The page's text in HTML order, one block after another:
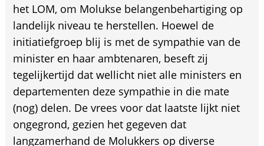
het LOM, om Molukse belangenbehartiging op
landelijk niveau te herstellen. Hoewel de
initiatiefgroep blij is met de sympathie van de
minister en haar ambtenaren, beseft zij
tegelijkertijd dat wellicht niet alle ministers en
departementen deze sympathie in die mate
(nog) delen. De vrees voor dat laatste lijkt niet
ongegrond, gezien het gegeven dat
langzamerhand de Molukkers op diverse